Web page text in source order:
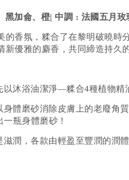
黑加侖、橙| 中調 : 法國五月
的香氛，糅合了在黎明破曉時
新優雅的麝香，共同締造持久
以沐浴油潔淨—糅合4種植物精
身體磨砂消除皮膚上的老廢角
一瓶身體磨砂！
滋潤，各款由輕盈至豐潤的潤